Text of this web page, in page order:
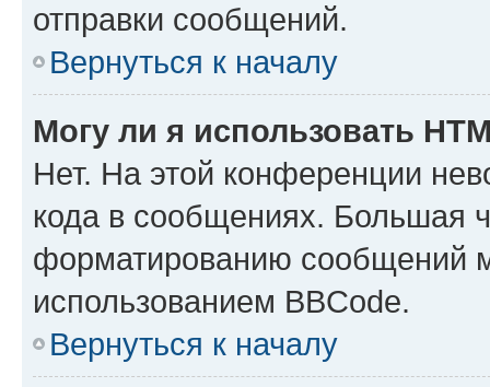
отправки сообщений.
Вернуться к началу
Могу ли я использовать
Нет. На этой конференции
кода в сообщениях. Большая
форматированию сообщений
использованием BBCode.
Вернуться к началу